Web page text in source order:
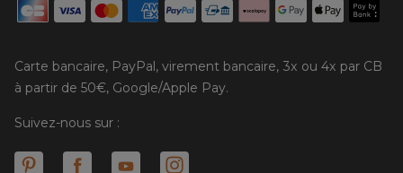
Carte bancaire, PayPal, virement bancaire, 3x ou 4x par CB
à partir de 50€, Google/Apple Pay.
Suivez-nous sur :